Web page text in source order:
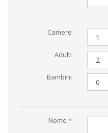
Camere
Adulti
Bambini
Nome *